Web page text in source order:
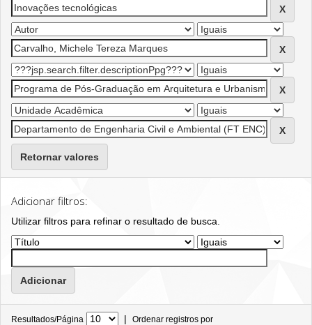
Retornar valores
Adicionar filtros:
Utilizar filtros para refinar o resultado de busca.
Resultados/Página | Ordenar registros por